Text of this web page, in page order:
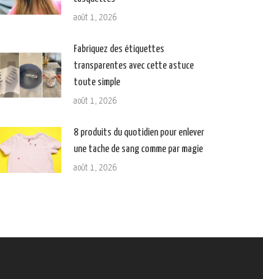
août 1, 2026
Fabriquez des étiquettes
transparentes avec cette astuce
toute simple
août 1, 2026
8 produits du quotidien pour enlever
une tache de sang comme par magie
août 1, 2026